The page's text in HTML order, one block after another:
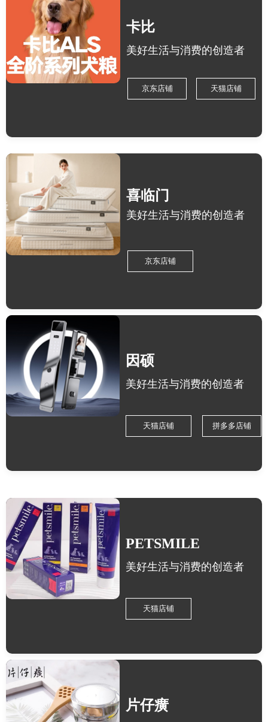
喜临门
美好生活与消费的创造者
京东店铺
因硕
美好生活与消费的创造者
天猫店铺 拼多多店铺
卡比
美好生活与消费的创造者
京东店铺 天猫店铺
片仔癀
PETSMILE
美好生活与消费的创造者
天猫店铺